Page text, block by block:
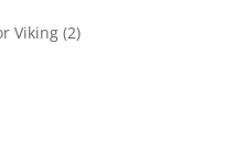
Viking (2)